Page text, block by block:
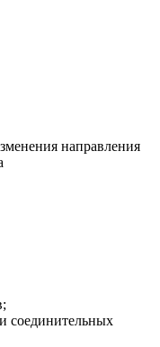
направления
соединительных